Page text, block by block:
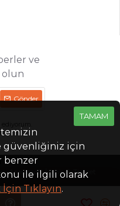
ve
olun
Gönder
Arastasoft İzmir E-Ticaret
TAMAM
güvenliğiniz için
benzer
ile ilgili olarak
Tıklayın.